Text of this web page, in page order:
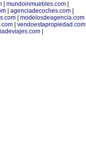
| mundoinmuebles.com|
agenciadecoches.com
modelosdeagencia.com
vendoestapropiedad.com
|